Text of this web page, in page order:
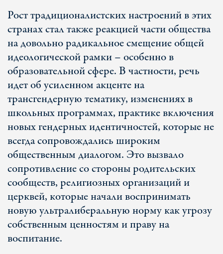
Рост традиционалистских настроений в этих
странах стал также реакцией части общества
на довольно радикальное смещение общей
идеологической рамки – особенно в
образовательной сфере. В частности, речь
идет об усиленном акценте на
трансгендерную тематику, изменениях в
школьных программах, практике включения
новых гендерных идентичностей, которые не
всегда сопровождались широким
общественным диалогом. Это вызвало
сопротивление со стороны родительских
сообществ, религиозных организаций и
церквей, которые начали воспринимать
новую ультралиберальную норму как угрозу
собственным ценностям и праву на
воспитание.